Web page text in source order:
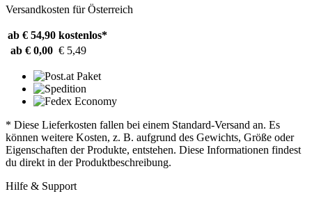
Versandkosten für Österreich
ab € 54,90 kostenlos*
ab € 0,00 € 5,49
* Diese Lieferkosten fallen bei einem Standard-Versand an. Es
können weitere Kosten, z. B. aufgrund des Gewichts, Größe oder
Eigenschaften der Produkte, entstehen. Diese Informationen findest
du direkt in der Produktbeschreibung.
Hilfe & Support